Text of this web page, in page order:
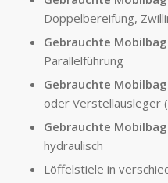
Doppelbereifung,
Gebrauchte
Parallelführung
Gebrauchte
oder Verstellausleger
Gebrauchte
hydraulisch
Löffelstiele in